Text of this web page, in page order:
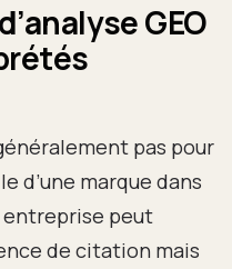
GEO
pas pour
d’une marque dans
entreprise peut
de citation mais